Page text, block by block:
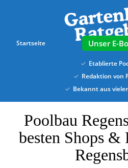
content
Startseite E-
Etablierte
Redaktion von
Bekannt aus
Poolbau
besten Shops &